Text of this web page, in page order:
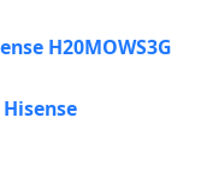
H20MOWS3G